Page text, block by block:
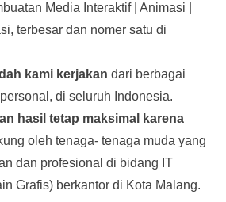
Media Interaktif | Animasi |
terbesar dan nomer satu di
kami kerjakan dari berbagai
di seluruh Indonesia.
hasil tetap maksimal karena
oleh tenaga- tenaga muda yang
dan profesional di bidang IT
Grafis) berkantor di Kota Malang.